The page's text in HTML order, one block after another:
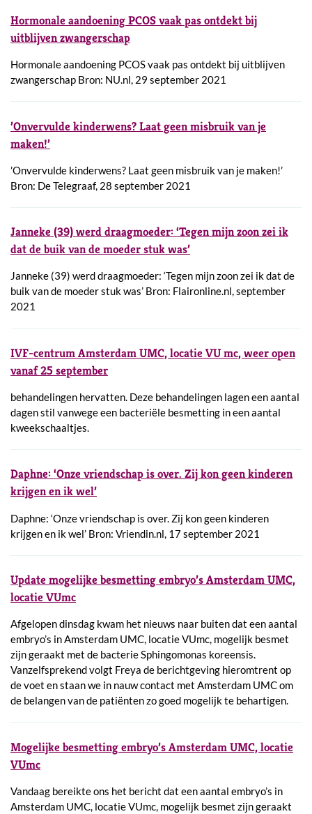
Hormonale aandoening PCOS vaak pas ontdekt bij
uitblijven zwangerschap
Hormonale aandoening PCOS vaak pas ontdekt bij uitblijven
zwangerschap Bron: NU.nl, 29 september 2021
’Onvervulde kinderwens? Laat geen misbruik van je
maken!’
’Onvervulde kinderwens? Laat geen misbruik van je maken!’
Bron: De Telegraaf, 28 september 2021
Janneke (39) werd draagmoeder: ‘Tegen mijn zoon zei ik
dat de buik van de moeder stuk was’
Janneke (39) werd draagmoeder: ‘Tegen mijn zoon zei ik dat de
buik van de moeder stuk was’ Bron: Flaironline.nl, september
2021
IVF-centrum Amsterdam UMC, locatie VU mc, weer open
vanaf 25 september
behandelingen hervatten. Deze behandelingen lagen een aantal
dagen stil vanwege een bacteriële besmetting in een aantal
kweekschaaltjes.
Daphne: ‘Onze vriendschap is over. Zij kon geen kinderen
krijgen en ik wel’
Daphne: ‘Onze vriendschap is over. Zij kon geen kinderen
krijgen en ik wel’ Bron: Vriendin.nl, 17 september 2021
Update mogelijke besmetting embryo’s Amsterdam UMC,
locatie VUmc
Afgelopen dinsdag kwam het nieuws naar buiten dat een aantal
embryo’s in Amsterdam UMC, locatie VUmc, mogelijk besmet
zijn geraakt met de bacterie Sphingomonas koreensis.
Vanzelfsprekend volgt Freya de berichtgeving hieromtrent op
de voet en staan we in nauw contact met Amsterdam UMC om
de belangen van de patiënten zo goed mogelijk te behartigen.
Mogelijke besmetting embryo’s Amsterdam UMC, locatie
VUmc
Vandaag bereikte ons het bericht dat een aantal embryo’s in
Amsterdam UMC, locatie VUmc, mogelijk besmet zijn geraakt